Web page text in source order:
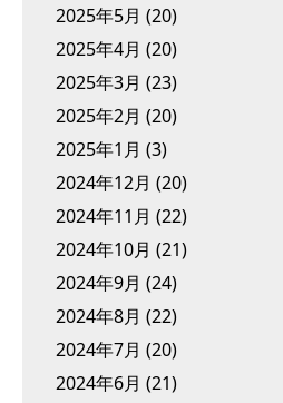
2025年5月 (20)
2025年4月 (20)
2025年3月 (23)
2025年2月 (20)
2025年1月 (3)
2024年12月 (20)
2024年11月 (22)
2024年10月 (21)
2024年9月 (24)
2024年8月 (22)
2024年7月 (20)
2024年6月 (21)